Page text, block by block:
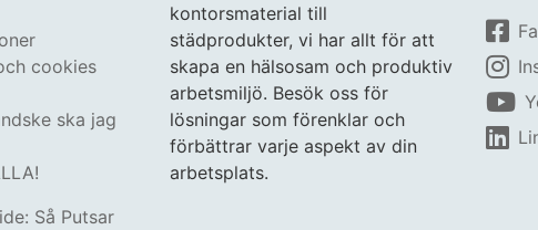
cookies
ska jag
Så Putsar
kontorsmaterial till
städprodukter, vi har allt för att
skapa en hälsosam och produktiv
arbetsmiljö. Besök oss för
lösningar som förenklar och
förbättrar varje aspekt av din
arbetsplats.